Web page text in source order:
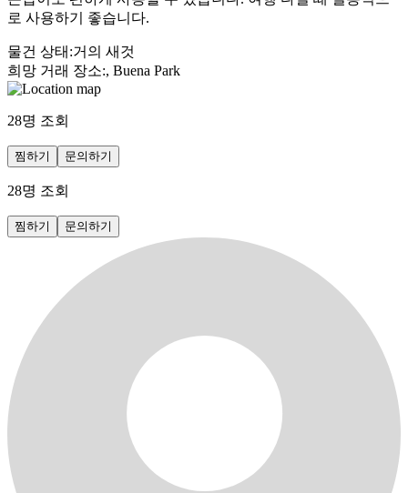
로 사용하기 좋습니다.
물건 상태 :거의 새것
희망 거래 장소:, Buena Park
28명 조회
찜하기 문의하기
28명 조회
찜하기 문의하기